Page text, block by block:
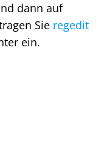
dann auf
Sie regedit
ein.